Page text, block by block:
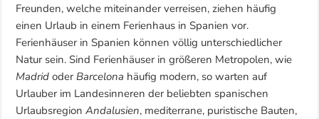
Freunden, welche miteinander verreisen, ziehen häufig
einen Urlaub in einem Ferienhaus in Spanien vor.
Ferienhäuser in Spanien können völlig unterschiedlicher
Natur sein. Sind Ferienhäuser in größeren Metropolen, wie
Madrid oder Barcelona häufig modern, so warten auf
Urlauber im Landesinneren der beliebten spanischen
UrlaubsregionAndalusien, mediterrane, puristische Bauten,